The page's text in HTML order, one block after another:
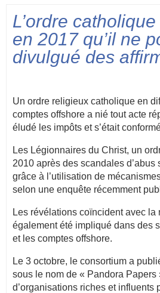
L’ordre
en 2017 qu’il ne
divulgué des
Un ordre religieux catholique en
comptes offshore a nié tout acte
éludé les impôts et s’était
Les Légionnaires du Christ, un
2010 après des scandales
grâce à l’utilisation de
selon une enquête récemment
Les révélations coïncident avec
également été impliqué dans des
et les comptes offshore.
Le 3 octobre, le consortium a
sous le nom de « Pandora
d’organisations riches et